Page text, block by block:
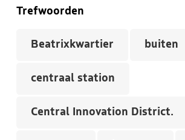
Trefwoorden
Beatrixkwartier buiten
centraal station
Central Innovation District.